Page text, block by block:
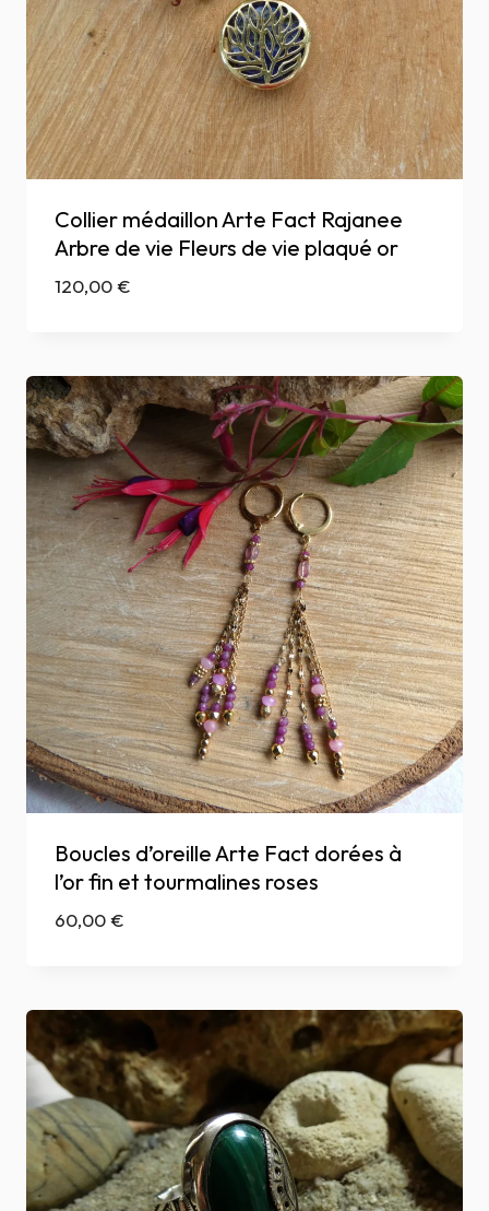
Collier médaillon Arte Fact Rajanee
Arbre de vie Fleurs de vie plaqué or
120,00€
Boucles d’oreille Arte Fact dorées à
l’or fin et tourmalines roses
60,00€